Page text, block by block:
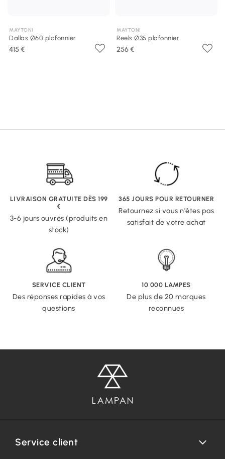
MAYTONI
Dallas Ø60 plafonnier
415 €
MAYTONI
Reels Ø35 plafonnier
256 €
LIVRAISON GRATUITE DÈS 199
€
3-6 jours ouvrés (produits en
stock)
365 JOURS POUR RETOURNER
Retournez si vous n'êtes pas
satisfait de votre achat
SERVICE CLIENT
Des réponses rapides à vos
questions
10 000 LAMPES
De plus de 20 marques
reconnues
Service client